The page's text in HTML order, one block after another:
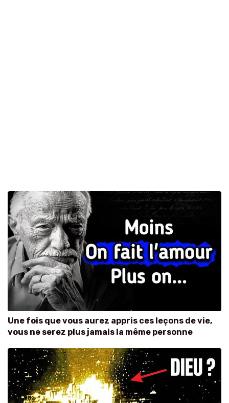
Une fois que vous aurez appris ces leçons de vie,
vous ne serez plus jamais la même personne